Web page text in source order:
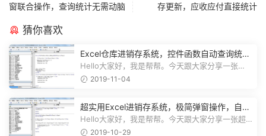
窗联合操作，查询统计无需动脑
存更新，应收应付直接统计
猜你喜欢
Excel仓库进销存系统，控件函数自动查询统
计，动态图表一目了然
Hello大家好，我是帮帮。今天跟大家分享一张
Excel仓库进销存系统，控件函数自动查...
2019-11-04
超实用Excel进销存系统，极简弹窗操作，自动
库存营收汇总不加班
Hello大家好，我是帮帮。今天跟大家分享一张超
实用Excel进销存系统，极简弹窗操...
2019-10-29